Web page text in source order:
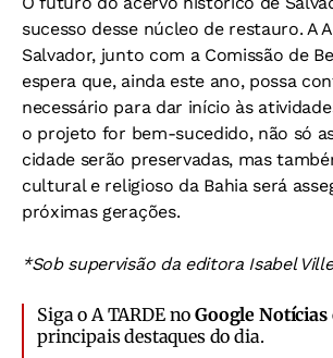
sucesso desse núcleo de restauro. A
Salvador, junto com a Comissão de
espera que, ainda este ano, possa
necessário para dar início às
o projeto for bem-sucedido, não só
cidade serão preservadas, mas
cultural e religioso da Bahia será
próximas gerações.
*Sob supervisão da editora Isabel
Siga o A TARDE noGoogle Notícias
principais destaques do dia.